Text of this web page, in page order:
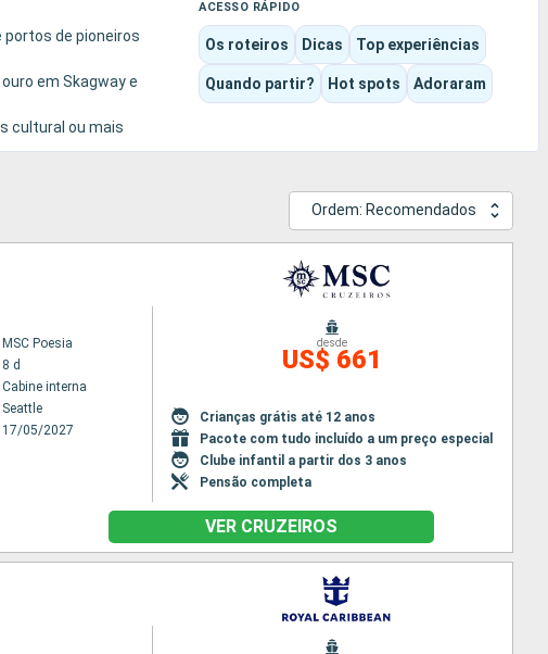
de pioneiros
em Skagway e
cultural ou mais
ACESSO RÁPIDO
Os roteiros Dicas Top experiências
Quando partir? Hot spots Adoraram
Ordem: Recomendados
MSC Poesia
8 d
Cabine interna
Seattle
17/05/2027
desde
US$ 661
Crianças grátis até 12 anos
Pacote com tudo incluído a um preço especial
Clube infantil a partir dos 3 anos
Pensão completa
VER CRUZEIROS